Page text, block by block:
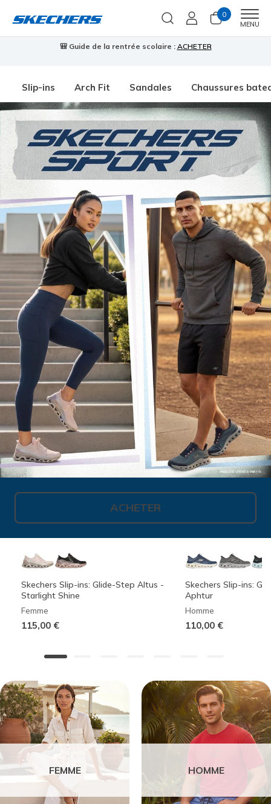
0
MENU
🎒 Guide de la rentrée scolaire : ACHETER
Slip-ins Arch Fit Sandales Chaussures
ACHETER
Skechers Slip-ins: Glide-Step Altus -
Starlight Shine
Femme
115,00 €
Skechers Slip-ins:
Aphtur
Homme
110,00 €
FEMME HOMME